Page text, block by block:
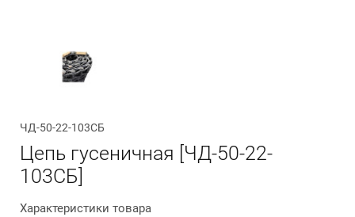
ЧД-50-22-103СБ
Цепь гусеничная [ЧД-50-22-
103СБ]
Характеристики товара